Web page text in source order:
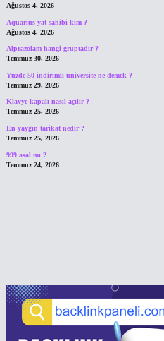
Ağustos 4, 2026
Aquarius yat sahibi kim ?
Ağustos 4, 2026
Alprazolam hangi gruptadır ?
Temmuz 30, 2026
Yüzde 50 indirimli üniversite ne demek ?
Temmuz 29, 2026
Klavye kapalı nasıl açılır ?
Temmuz 25, 2026
En yaygın tarikat nedir ?
Temmuz 25, 2026
999 asal mı ?
Temmuz 24, 2026